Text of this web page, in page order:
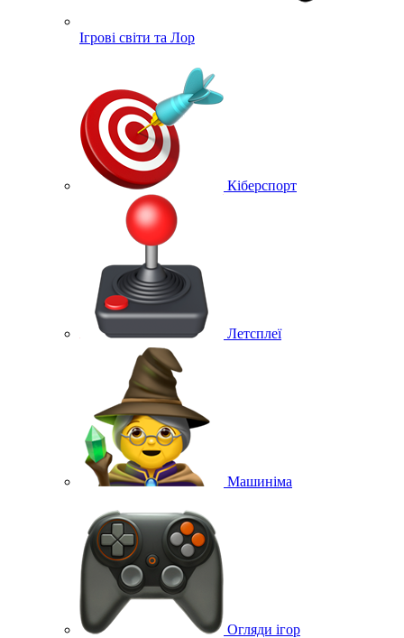
Ігрові світи та Лор
Кіберспорт
Летсплеї
Машиніма
Огляди ігор